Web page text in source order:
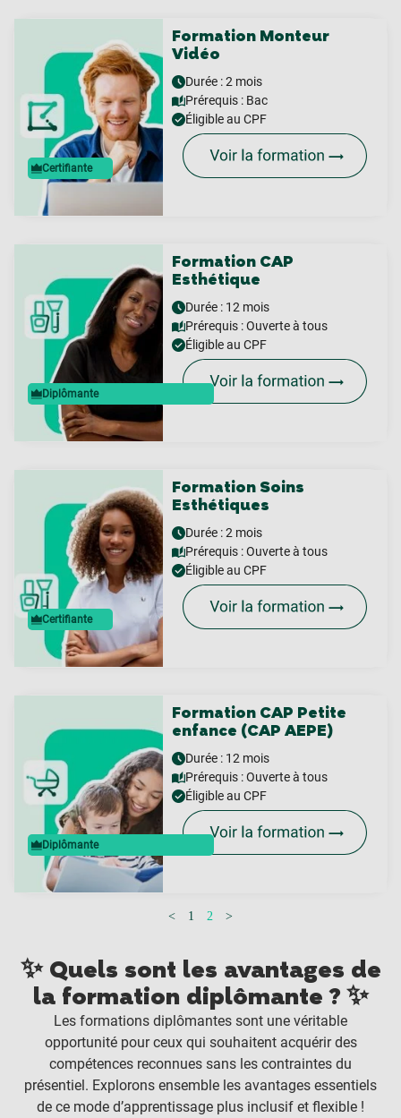
Certifiante
Formation Monteur
Vidéo
Durée : 2 mois
Prérequis : Bac
Éligible au CPF
Diplômante
Formation CAP
Esthétique
Durée : 12 mois
Prérequis :Ouverte à tous
Éligible au CPF
Certifiante
Formation Soins
Esthétiques
Durée : 2 mois
Prérequis :Ouverte à tous
Éligible au CPF
Diplômante
Formation CAP Petite
enfance (CAP AEPE)
Durée : 12 mois
Prérequis :Ouverte à tous
Éligible au CPF
< 1 2 >
✨ Quels sont les avantages de
la formation diplômante ? ✨
Les formations diplômantes sont une véritable
opportunité pour ceux qui souhaitent acquérir des
compétences reconnues sans les contraintes du
présentiel. Explorons ensemble les avantages essentiels
de ce mode d’apprentissage plus inclusif et flexible !